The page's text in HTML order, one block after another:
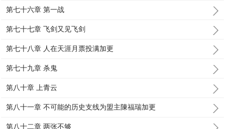
第七十六章 第一战
第七十七章 飞剑又见飞剑
第七十八章 人在天涯月票投满加更
第七十九章 杀鬼
第八十章 上青云
第八十一章 不可能的历史支线为盟主陳福瑞加更
第八十二章 两张不够